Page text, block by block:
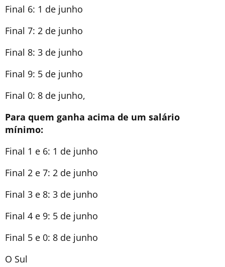
Final 6: 1 de junho
Final 7: 2 de junho
Final 8: 3 de junho
Final 9: 5 de junho
Final 0: 8 de junho,
Para quem ganha acima de um salário
mínimo:
Final 1 e 6: 1 de junho
Final 2 e 7: 2 de junho
Final 3 e 8: 3 de junho
Final 4 e 9: 5 de junho
Final 5 e 0: 8 de junho
O Sul